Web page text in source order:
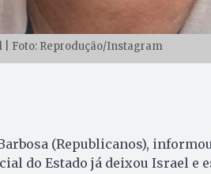
| Foto: Reprodução/Instagram
(Republicanos), informou
do Estado já deixou Israel e